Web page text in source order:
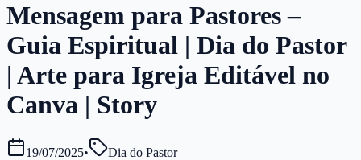
Mensagem para Pastores –
Guia Espiritual | Dia do Pastor
| Arte para Igreja Editável no
Canva | Story
19/07/2025• Dia do Pastor